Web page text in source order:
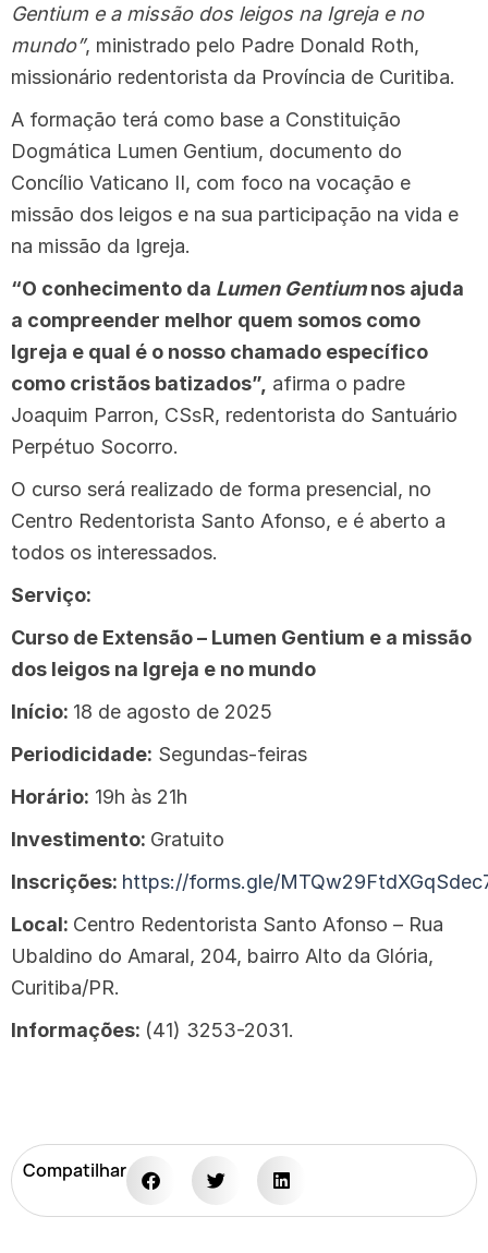
Gentium e a missão dos leigos na Igreja e no
mundo”, ministrado pelo Padre Donald Roth,
missionário redentorista da Província de Curitiba.
A formação terá como base a Constituição
Dogmática Lumen Gentium, documento do
Concílio Vaticano II, com foco na vocação e
missão dos leigos e na sua participação na vida e
na missão da Igreja.
“O conhecimento da Lumen Gentium nos ajuda
a compreender melhor quem somos como
Igreja e qual é o nosso chamado específico
como cristãos batizados”, afirma o padre
Joaquim Parron, CSsR, redentorista do Santuário
Perpétuo Socorro.
O curso será realizado de forma presencial, no
Centro Redentorista Santo Afonso, e é aberto a
todos os interessados.
Serviço:
Curso de Extensão – Lumen Gentium e a missão
dos leigos na Igreja e no mundo
Início: 18 de agosto de 2025
Periodicidade: Segundas-feiras
Horário: 19h às 21h
Investimento: Gratuito
Inscrições: https://forms.gle/
Local: Centro Redentorista Santo Afonso – Rua
Ubaldino do Amaral, 204, bairro Alto da Glória,
Curitiba/PR.
Informações: (41) 3253-2031.
Compatilhar